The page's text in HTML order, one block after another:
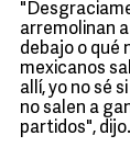
arremolinan
debajo o qué
mexicanos
allí, yo no sé
no salen a
partidos", dijo.